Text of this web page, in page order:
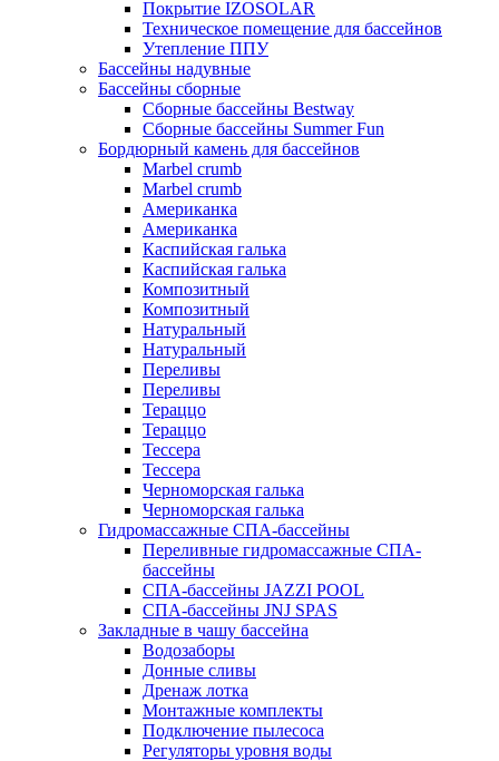
Покрытие IZOSOLAR
Техническое помещение для бассейнов
Утепление ППУ
Бассейны надувные
Бассейны сборные
Сборные бассейны Bestway
Сборные бассейны Summer Fun
Бордюрный камень для бассейнов
Marbel crumb
Marbel crumb
Американка
Американка
Каспийская галька
Каспийская галька
Композитный
Композитный
Натуральный
Натуральный
Переливы
Переливы
Тераццо
Тераццо
Тессера
Тессера
Черноморская галька
Черноморская галька
Гидромассажные СПА-бассейны
Переливные гидромассажные СПА-
бассейны
СПА-бассейны JAZZI POOL
СПА-бассейны JNJ SPAS
Закладные в чашу бассейна
Водозаборы
Донные сливы
Дренаж лотка
Монтажные комплекты
Подключение пылесоса
Регуляторы уровня воды